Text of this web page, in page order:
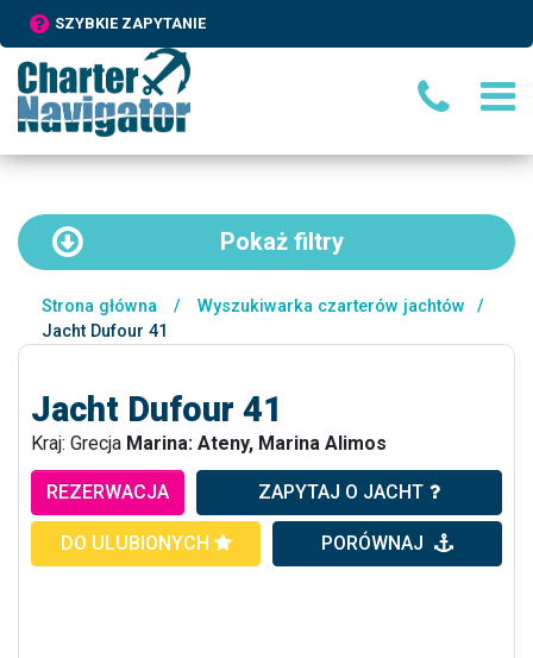
SZYBKIE ZAPYTANIE
Pokaż filtry
Strona główna / Wyszukiwarka czarterów jachtów
/
Jacht Dufour 41
Jacht Dufour 41
Kraj: Grecja Marina: Ateny, Marina Alimos
REZERWACJA ZAPYTAJ O JACHT
DO ULUBIONYCH PORÓWNAJ